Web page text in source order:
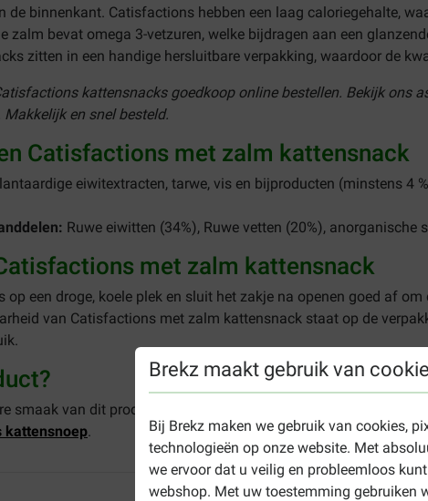
Brekz maakt gebruik van
Bij Brekz maken we gebruik van cookies,
technologieën op onze website. Met
we ervoor dat u veilig en probleemloos
webshop. Met uw toestemming gebruiken
de binnenkant. Catisfactions hebben een laag caloriegehalte,
zalm bevat omega 3-vetzuren, welke bijdragen aan een
zitten in een handige hersluitbare verpakking, waardoor de
kattensnacks goedkoop online bestellen. Bekijk ons
en snel besteld.
Catisfactions met zalm kattensnack
eiwitextracten, tarwe, vis en bijproducten (minstens 4
Ruwe eiwitten (34%), Ruwe vetten (20%), anorganische
met zalm kattensnack
op een droge, koele plek en sluit het zakje na openen goed af
van Catisfactions met zalm kattensnack staat op de
smaak van dit product? Kijk bijvoorbeeld eens naar
kattensnoep.